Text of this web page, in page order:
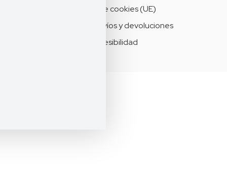
Política de cookies (UE)
Política de envíos y devoluciones
Accesibilidad